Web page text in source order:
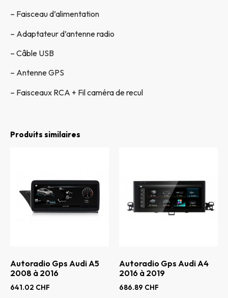
– Faisceau d’alimentation
– Adaptateur d’antenne radio
– Câble USB
– Antenne GPS
– Faisceaux RCA + Fil caméra de recul
Produits similaires
Autoradio Gps Audi A5
2008 à 2016
641.02 CHF
Autoradio Gps Audi A4
2016 à 2019
686.89 CHF